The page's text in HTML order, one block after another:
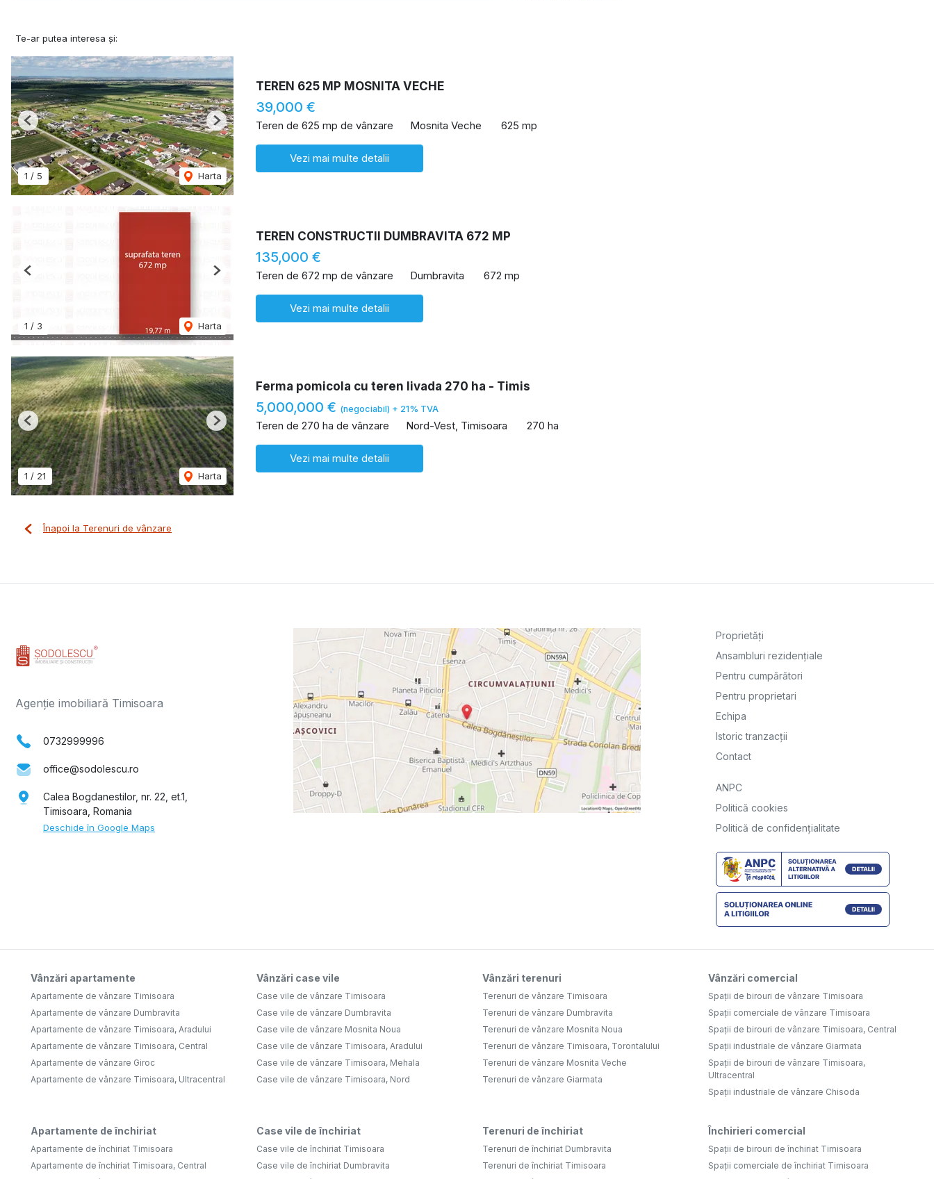
Te-ar putea interesa și:
1 / 5 Harta
Previous Next
TEREN 625 MP MOSNITA VECHE
39,000 €
Teren de 625 mp de vânzare Mosnita Veche 625 mp
Vezi mai multe detalii
1 / 3 Harta
Previous Next
TEREN CONSTRUCTII DUMBRAVITA 672 MP
135,000 €
Teren de 672 mp de vânzare Dumbravita 672 mp
Vezi mai multe detalii
1 / 21 Harta
Previous Next
Ferma pomicola cu teren livada 270 ha - Timis
5,000,000 € (negociabil) + 21% TVA
Teren de 270 ha de vânzare Nord-Vest, Timisoara 270 ha
Vezi mai multe detalii
Înapoi la Terenuri de vânzare
Agenție imobiliară Timisoara
0732999996
office@sodolescu.ro
Calea Bogdanestilor, nr. 22, et.1,
Timisoara, Romania
Deschide în Google Maps
Proprietăți
Ansambluri rezidențiale
Pentru cumpărători
Pentru proprietari
Echipa
Istoric tranzacții
Contact
ANPC
Politică cookies
Politică de confidențialitate
Vânzări apartamente
Apartamente de vânzare Timisoara
Apartamente de vânzare Dumbravita
Apartamente de vânzare Timisoara, Aradului
Apartamente de vânzare Timisoara, Central
Apartamente de vânzare Giroc
Apartamente de vânzare Timisoara, Ultracentral
Vânzări case vile
Case vile de vânzare Timisoara
Case vile de vânzare Dumbravita
Case vile de vânzare Mosnita Noua
Case vile de vânzare Timisoara, Aradului
Case vile de vânzare Timisoara, Mehala
Case vile de vânzare Timisoara, Nord
Vânzări terenuri
Terenuri de vânzare Timisoara
Terenuri de vânzare Dumbravita
Terenuri de vânzare Mosnita Noua
Terenuri de vânzare Timisoara, Torontalului
Terenuri de vânzare Mosnita Veche
Terenuri de vânzare Giarmata
Vânzări comercial
Spații de birouri de vânzare Timisoara
Spații comerciale de vânzare Timisoara
Spații de birouri de vânzare Timisoara, Central
Spații industriale de vânzare Giarmata
Spații de birouri de vânzare Timisoara,
Ultracentral
Spații industriale de vânzare Chisoda
Apartamente de închiriat
Apartamente de închiriat Timisoara
Apartamente de închiriat Timisoara, Central
Case vile de închiriat
Case vile de închiriat Timisoara
Case vile de închiriat Dumbravita
Terenuri de închiriat
Terenuri de închiriat Dumbravita
Terenuri de închiriat Timisoara
Închirieri comercial
Spații de birouri de închiriat Timisoara
Spații comerciale de închiriat Timisoara